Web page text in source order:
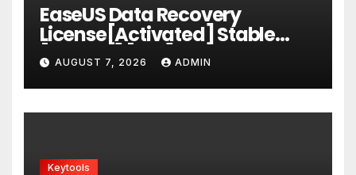
EaseUS Data Recovery
License[Activated] Stable
[x86x64] [Full] Ultimate
AUGUST 7, 2026 ADMIN
Keytools